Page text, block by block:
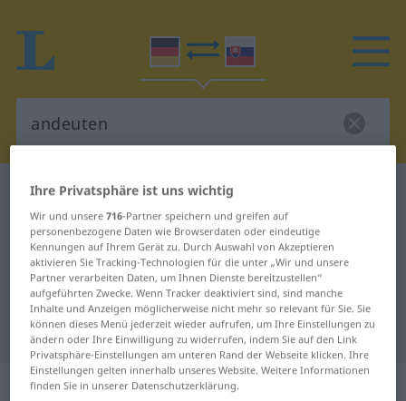
Deutsch-Slowakisch Wörterbuch
Deutsch-Slowakisch Übersetzung
für "andeuten"
"andeuten" Slowakisch
Übersetzung
„andeuten“
Ihre Privatsphäre ist uns wichtig
Wir und unsere716-Partner speichern und greifen auf
personenbezogene Daten wie Browserdaten oder eindeutige
Kennungen auf Ihrem Gerät zu. Durch Auswahl von Akzeptieren
aktivieren Sie Tracking-Technologien für die unter „Wir und unsere
Partner verarbeiten Daten, um Ihnen Dienste bereitzustellen“
aufgeführten Zwecke. Wenn Tracker deaktiviert sind, sind manche
Inhalte und Anzeigen möglicherweise nicht mehr so relevant für Sie. Sie
können dieses Menü jederzeit wieder aufrufen, um Ihre Einstellungen zu
ändern oder Ihre Einwilligung zu widerrufen, indem Sie auf den Link
Privatsphäre-Einstellungen am unteren Rand der Webseite klicken. Ihre
Einstellungen gelten innerhalb unseres Website. Weitere Informationen
finden Sie in unserer Datenschutzerklärung.